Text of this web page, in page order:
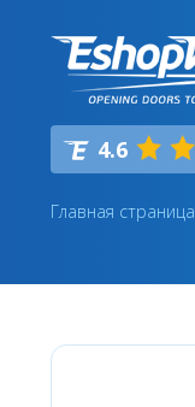
4.6
Главная страница